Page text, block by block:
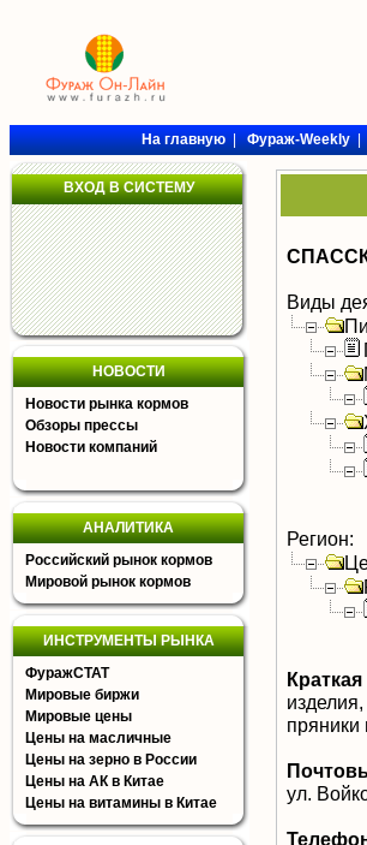
На главную|Фураж-Weekly
ВХОД В СИСТЕМУ
НОВОСТИ
Новости рынка кормов
Обзоры прессы
Новости компаний
АНАЛИТИКА
Российский рынок кормов
Мировой рынок кормов
ИНСТРУМЕНТЫ РЫНКА
ФуражСТАТ
Мировые биржи
Мировые цены
Цены на масличные
Цены на зерно в России
Цены на АК в Китае
Цены на витамины в Китае
Виды
Регион:
пряники
ул.